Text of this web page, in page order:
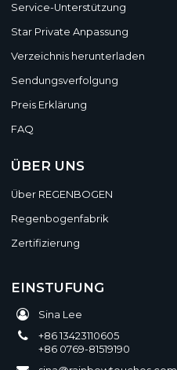
Service-Unterstützung
Star Private Anpassung
Verzeichnis herunterladen
Sendungsverfolgung
Preis Erklärung
FAQ
ÜBER UNS
Über REGENBOGEN
Regenbogenfabrik
Zertifizierung
EINSTUFUNG
Sina Lee
+86 13423110605
+86 0769-81519190